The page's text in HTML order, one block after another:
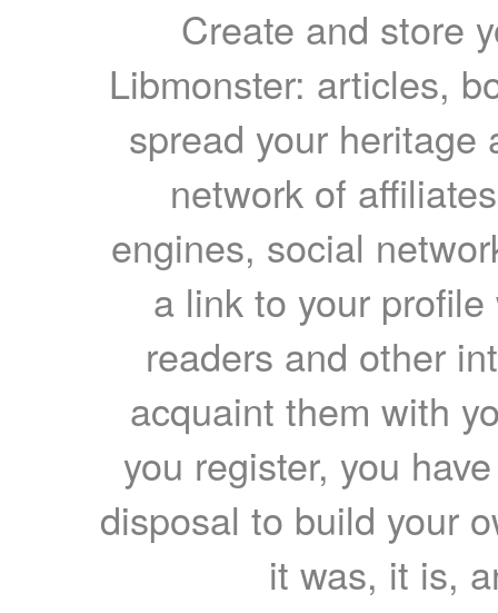
Create and store
Libmonster: articles,
spread your heritage
network of
engines, social
a link to your
readers and other
acquaint them with
you register, you
disposal to build your
it was, it is,